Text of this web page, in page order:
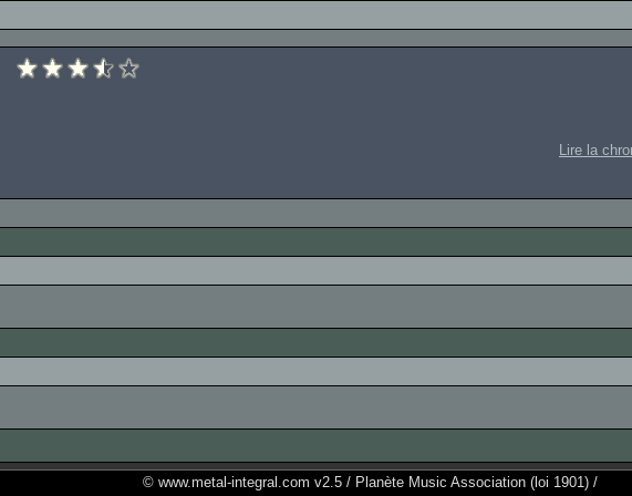
Lire la
© www.metal-integral.com v2.5 / Planète Music Association (loi 1901) /